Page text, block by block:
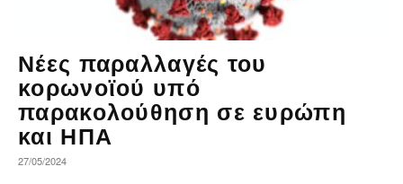
Νέες παραλλαγές του
κορωνοϊού υπό
παρακολούθηση σε ευρώπη
και ΗΠΑ
27/05/2024